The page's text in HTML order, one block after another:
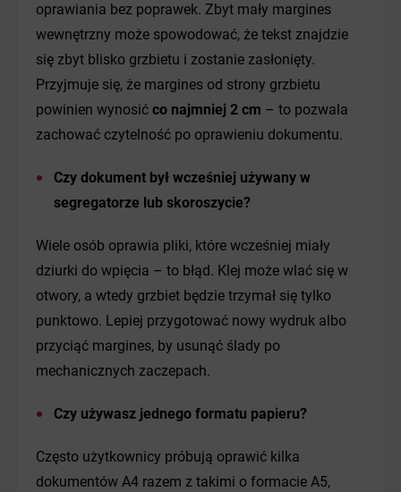
oprawiania bez poprawek. Zbyt mały margines
wewnętrzny może spowodować, że tekst znajdzie
się zbyt blisko grzbietu i zostanie zasłonięty.
Przyjmuje się, że margines od strony grzbietu
powinien wynosić co najmniej 2 cm – to pozwala
zachować czytelność po oprawieniu dokumentu.
Czy dokument był wcześniej używany w
segregatorze lub skoroszycie?
Wiele osób oprawia pliki, które wcześniej miały
dziurki do wpięcia – to błąd. Klej może wlać się w
otwory, a wtedy grzbiet będzie trzymał się tylko
punktowo. Lepiej przygotować nowy wydruk albo
przyciąć margines, by usunąć ślady po
mechanicznych zaczepach.
Czy używasz jednego formatu papieru?
Często użytkownicy próbują oprawić kilka
dokumentów A4 razem z takimi o formacie A5,